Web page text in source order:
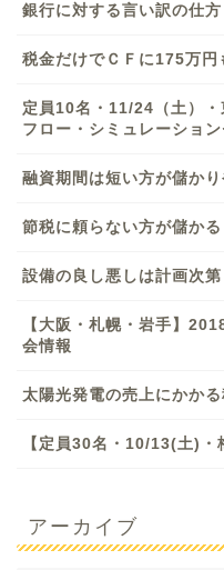
銀行に対する言い訳の仕方
税金だけでＣＦに175万円
定員10名・11/24（土）・
フロー・シミュレーショ
融資期間は短い方が儲かり
節税に頼らない方が儲かる
設備の良し悪しは計画次第
【大阪・札幌・岩手】
会情報
太陽光発電の売上にかかる
【定員30名・10/13(土)
アーカイブ